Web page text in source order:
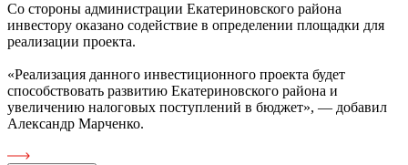
Со стороны администрации Екатериновского района
инвестору оказано содействие в определении площадки для
реализации проекта.
«Реализация данного инвестиционного проекта будет
способствовать развитию Екатериновского района и
увеличению налоговых поступлений в бюджет», — добавил
Александр Марченко.